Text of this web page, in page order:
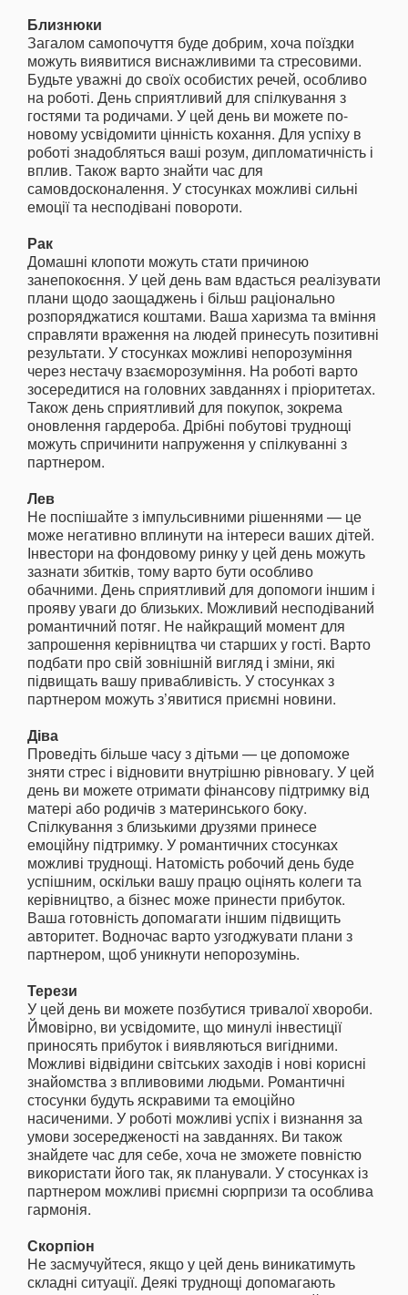
Близнюки
Загалом самопочуття буде добрим, хоча поїздки
можуть виявитися виснажливими та стресовими.
Будьте уважні до своїх особистих речей, особливо
на роботі. День сприятливий для спілкування з
гостями та родичами. У цей день ви можете по-
новому усвідомити цінність кохання. Для успіху в
роботі знадобляться ваші розум, дипломатичність і
вплив. Також варто знайти час для
самовдосконалення. У стосунках можливі сильні
емоції та несподівані повороти.
Рак
Домашні клопоти можуть стати причиною
занепокоєння. У цей день вам вдасться реалізувати
плани щодо заощаджень і більш раціонально
розпоряджатися коштами. Ваша харизма та вміння
справляти враження на людей принесуть позитивні
результати. У стосунках можливі непорозуміння
через нестачу взаєморозуміння. На роботі варто
зосередитися на головних завданнях і пріоритетах.
Також день сприятливий для покупок, зокрема
оновлення гардероба. Дрібні побутові труднощі
можуть спричинити напруження у спілкуванні з
партнером.
Лев
Не поспішайте з імпульсивними рішеннями — це
може негативно вплинути на інтереси ваших дітей.
Інвестори на фондовому ринку у цей день можуть
зазнати збитків, тому варто бути особливо
обачними. День сприятливий для допомоги іншим і
прояву уваги до близьких. Можливий несподіваний
романтичний потяг. Не найкращий момент для
запрошення керівництва чи старших у гості. Варто
подбати про свій зовнішній вигляд і зміни, які
підвищать вашу привабливість. У стосунках з
партнером можуть з’явитися приємні новини.
Діва
Проведіть більше часу з дітьми — це допоможе
зняти стрес і відновити внутрішню рівновагу. У цей
день ви можете отримати фінансову підтримку від
матері або родичів з материнського боку.
Спілкування з близькими друзями принесе
емоційну підтримку. У романтичних стосунках
можливі труднощі. Натомість робочий день буде
успішним, оскільки вашу працю оцінять колеги та
керівництво, а бізнес може принести прибуток.
Ваша готовність допомагати іншим підвищить
авторитет. Водночас варто узгоджувати плани з
партнером, щоб уникнути непорозумінь.
Терези
У цей день ви можете позбутися тривалої хвороби.
Ймовірно, ви усвідомите, що минулі інвестиції
приносять прибуток і виявляються вигідними.
Можливі відвідини світських заходів і нові корисні
знайомства з впливовими людьми. Романтичні
стосунки будуть яскравими та емоційно
насиченими. У роботі можливі успіх і визнання за
умови зосередженості на завданнях. Ви також
знайдете час для себе, хоча не зможете повністю
використати його так, як планували. У стосунках із
партнером можливі приємні сюрпризи та особлива
гармонія.
Скорпіон
Не засмучуйтеся, якщо у цей день виникатимуть
складні ситуації. Деякі труднощі допомагають